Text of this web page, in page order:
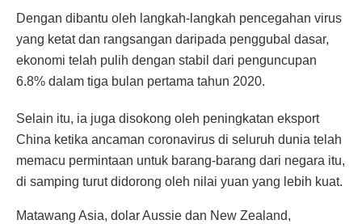
Dengan dibantu oleh langkah-langkah pencegahan virus
yang ketat dan rangsangan daripada penggubal dasar,
ekonomi telah pulih dengan stabil dari penguncupan
6.8% dalam tiga bulan pertama tahun 2020.
Selain itu, ia juga disokong oleh peningkatan eksport
China ketika ancaman coronavirus di seluruh dunia telah
memacu permintaan untuk barang-barang dari negara itu,
di samping turut didorong oleh nilai yuan yang lebih kuat.
Matawang Asia, dolar Aussie dan New Zealand,